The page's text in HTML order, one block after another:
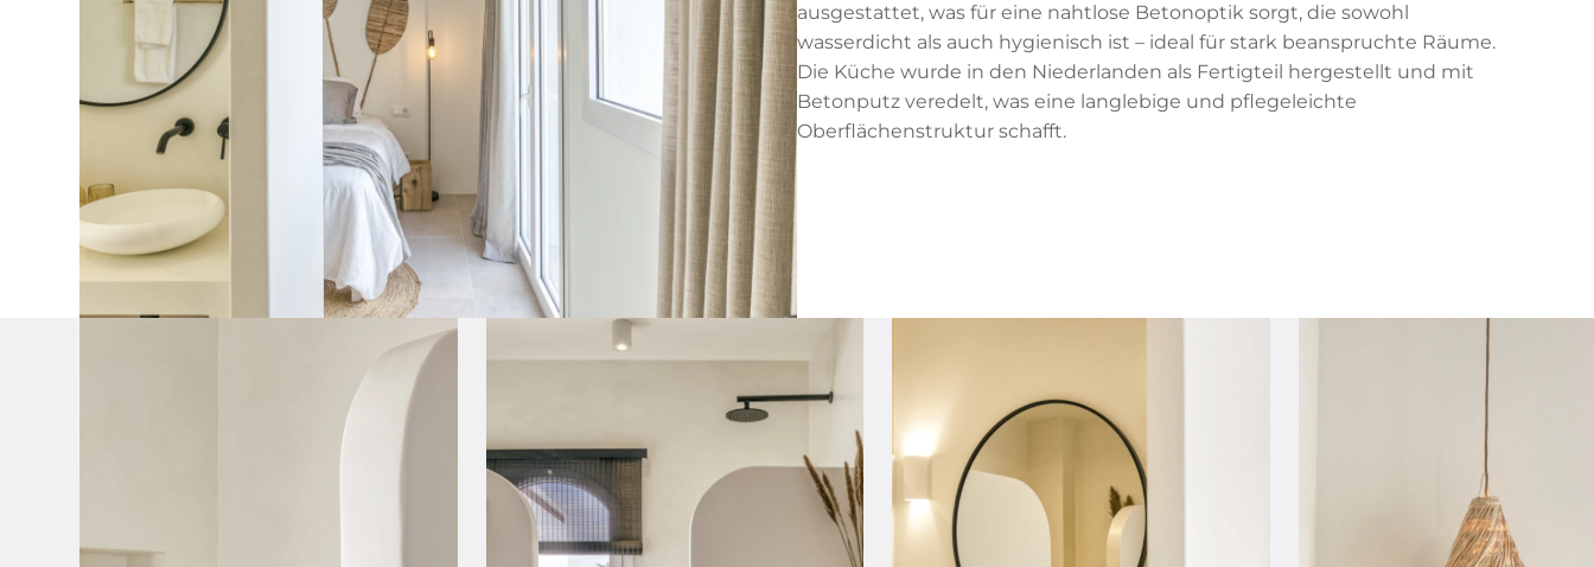
ausgestattet, was für eine nahtlose Betonoptik sorgt, die sowohl
wasserdicht als auch hygienisch ist – ideal für stark beanspruchte Räume.
Die Küche wurde in den Niederlanden als Fertigteil hergestellt und mit
Betonputz veredelt, was eine langlebige und pflegeleichte
Oberflächenstruktur schafft.